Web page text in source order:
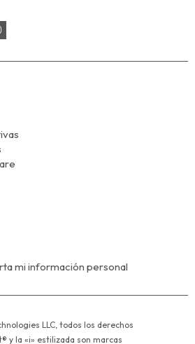
mi información personal
LLC, todos los derechos
y la «i» estilizada son marcas